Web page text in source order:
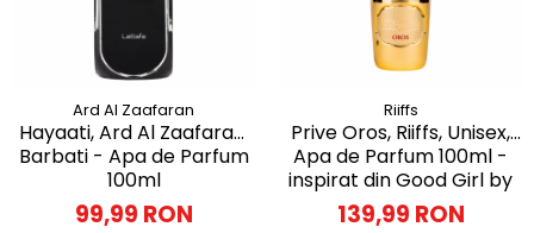
Ard Al Zaafaran
Hayaati, Ard Al Zaafaran,
Barbati - Apa de Parfum
100ml
99,99 RON
Riiffs
Prive Oros, Riiffs, Unisex,
Apa de Parfum 100ml -
inspirat din Good Girl by
Carolina Herrera
139,99 RON